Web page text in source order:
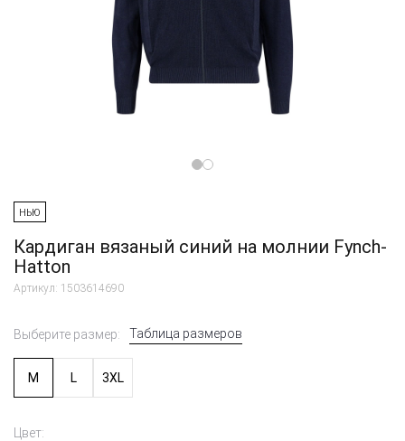
НЬЮ
Кардиган вязаный синий на молнии Fynch-
Hatton
Артикул: 1503614690
Выберите размер: Таблица размеров
M L 3XL
Цвет: